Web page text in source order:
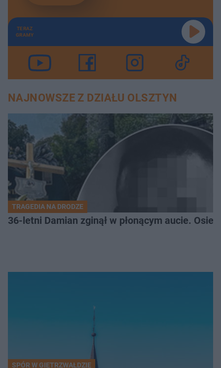
TERAZ
GRAMY
NAJNOWSZE Z DZIAŁU OLSZTYN
TRAGEDIA NA DRODZE
36-letni Damian zginął w płonącym aucie.
SPÓR W GIETRZWAŁDZIE